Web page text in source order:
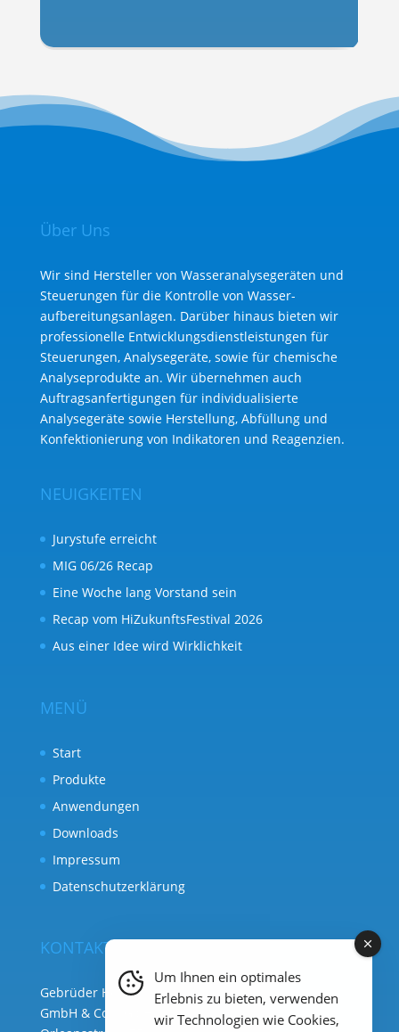
Über Uns
Wir sind Hersteller von Wasseranalysegeräten und
Steuerungen für die Kontrolle von Wasser­
aufbereitungs­anlagen. Darüber hinaus bieten wir
professionelle Entwicklungs­dienst­leistungen für
Steuerungen, Analysegeräte, sowie für chemische
Analyse­produkte an. Wir übernehmen auch
Auftragsanfertigungen für individualisierte
Analysegeräte sowie Herstellung, Abfüllung und
Konfektionierung von Indikatoren und Reagenzien.
NEUIGKEITEN
Jurystufe erreicht
MIG 06/26 Recap
Eine Woche lang Vorstand sein
Recap vom HiZukunftsFestival 2026
Aus einer Idee wird Wirklichkeit
MENÜ
Start
Produkte
Anwendungen
Downloads
Impressum
Datenschutzerklärung
KONTAKT
Gebrüder Heyl Analysentechnik
GmbH & Co. KG ( Hauptsitz )
Um Ihnen ein optimales
Erlebnis zu bieten, verwenden
wir Technologien wie Cookies,